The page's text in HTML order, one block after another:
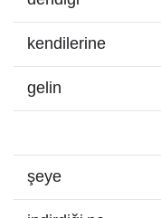
kendilerine
gelin
şeye